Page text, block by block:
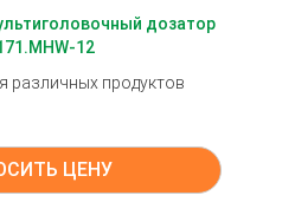
дозатор
12
различных продуктов
ЦЕНУ